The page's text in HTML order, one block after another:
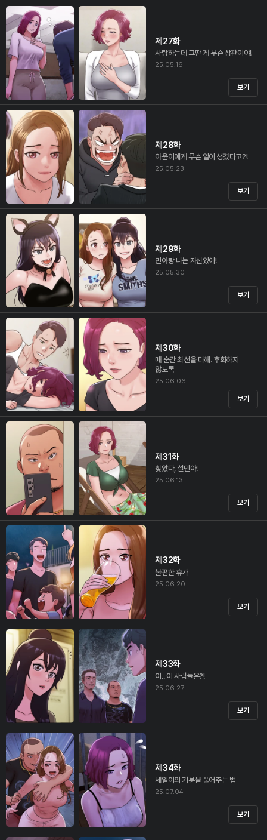
제27화
사랑하는데 그딴 게 무슨 상관이야!
25.05.16
보기
제28화
아윤이에게 무슨 일이 생겼다고?!
25.05.23
보기
제29화
민아랑 나는 자신있어!
25.05.30
보기
제30화
매 순간 최선을 다해. 후회하지
않도록
25.06.06
보기
제31화
찾았다, 설민아!
25.06.13
보기
제32화
불편한 휴가
25.06.20
보기
제33화
이.. 이 사람들은?!
25.06.27
보기
제34화
세일이의 기분을 풀어주는 법
25.07.04
보기